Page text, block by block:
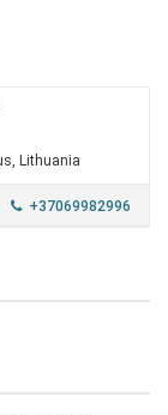
Lithuania
+37069982996